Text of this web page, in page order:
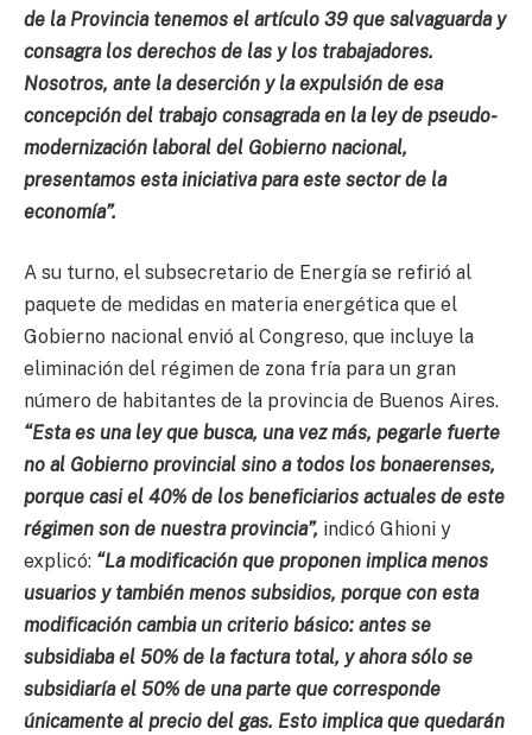
de la Provincia tenemos el artículo 39 que salvaguarda y
consagra los derechos de las y los trabajadores.
Nosotros, ante la deserción y la expulsión de esa
concepción del trabajo consagrada en la ley de pseudo-
modernización laboral del Gobierno nacional,
presentamos esta iniciativa para este sector de la
economía”.
A su turno, el subsecretario de Energía se refirió al
paquete de medidas en materia energética que el
Gobierno nacional envió al Congreso, que incluye la
eliminación del régimen de zona fría para un gran
número de habitantes de la provincia de Buenos Aires.
“Esta es una ley que busca, una vez más, pegarle fuerte
no al Gobierno provincial sino a todos los bonaerenses,
porque casi el 40% de los beneficiarios actuales de este
régimen son de nuestra provincia”, indicó Ghioni y
explicó: “La modificación que proponen implica menos
usuarios y también menos subsidios, porque con esta
modificación cambia un criterio básico: antes se
subsidiaba el 50% de la factura total, y ahora sólo se
subsidiaría el 50% de una parte que corresponde
únicamente al precio del gas. Esto implica que quedarán